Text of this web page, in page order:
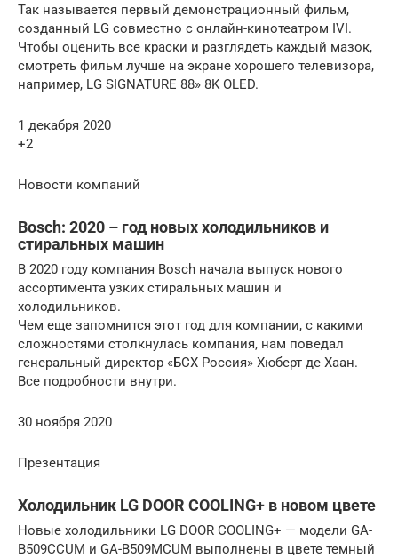
Так называется первый демонстрационный фильм,
созданный LG совместно с онлайн-кинотеатром IVI.
Чтобы оценить все краски и разглядеть каждый мазок,
смотреть фильм лучше на экране хорошего телевизора,
например, LG SIGNATURE 88» 8K OLED.
1 декабря 2020
+2
Новости компаний
Bosch: 2020 – год новых холодильников и
стиральных машин
В 2020 году компания Bosch начала выпуск нового
ассортимента узких стиральных машин и
холодильников.
Чем еще запомнится этот год для компании, с какими
сложностями столкнулась компания, нам поведал
генеральный директор «БСХ Россия» Хюберт де Хаан.
Все подробности внутри.
30 ноября 2020
Презентация
Холодильник LG DOOR COOLING+ в новом цвете
Новые холодильники LG DOOR COOLING+ — модели GA-
B509CCUM и GA-B509MCUM выполнены в цвете темный